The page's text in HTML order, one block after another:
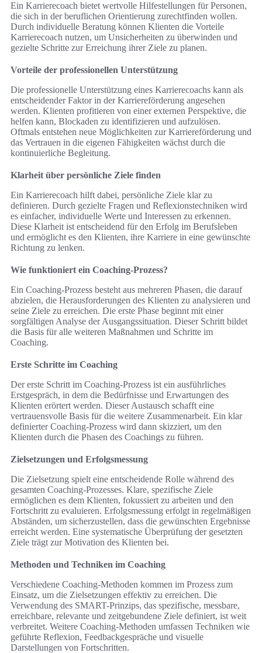
Ein Karrierecoach bietet wertvolle Hilfestellungen für Personen,
die sich in der beruflichen Orientierung zurechtfinden wollen.
Durch individuelle Beratung können Klienten die Vorteile
Karrierecoach nutzen, um Unsicherheiten zu überwinden und
gezielte Schritte zur Erreichung ihrer Ziele zu planen.
Vorteile der professionellen Unterstützung
Die professionelle Unterstützung eines Karrierecoachs kann als
entscheidender Faktor in der Karriereförderung angesehen
werden. Klienten profitieren von einer externen Perspektive, die
helfen kann, Blockaden zu identifizieren und aufzulösen.
Oftmals entstehen neue Möglichkeiten zur Karriereförderung und
das Vertrauen in die eigenen Fähigkeiten wächst durch die
kontinuierliche Begleitung.
Klarheit über persönliche Ziele finden
Ein Karrierecoach hilft dabei, persönliche Ziele klar zu
definieren. Durch gezielte Fragen und Reflexionstechniken wird
es einfacher, individuelle Werte und Interessen zu erkennen.
Diese Klarheit ist entscheidend für den Erfolg im Berufsleben
und ermöglicht es den Klienten, ihre Karriere in eine gewünschte
Richtung zu lenken.
Wie funktioniert ein Coaching-Prozess?
Ein Coaching-Prozess besteht aus mehreren Phasen, die darauf
abzielen, die Herausforderungen des Klienten zu analysieren und
seine Ziele zu erreichen. Die erste Phase beginnt mit einer
sorgfältigen Analyse der Ausgangssituation. Dieser Schritt bildet
die Basis für alle weiteren Maßnahmen und Schritte im
Coaching.
Erste Schritte im Coaching
Der erste Schritt im Coaching-Prozess ist ein ausführliches
Erstgespräch, in dem die Bedürfnisse und Erwartungen des
Klienten erörtert werden. Dieser Austausch schafft eine
vertrauensvolle Basis für die weitere Zusammenarbeit. Ein klar
definierter Coaching-Prozess wird dann skizziert, um den
Klienten durch die Phasen des Coachings zu führen.
Zielsetzungen und Erfolgsmessung
Die Zielsetzung spielt eine entscheidende Rolle während des
gesamten Coaching-Prozesses. Klare, spezifische Ziele
ermöglichen es dem Klienten, fokussiert zu arbeiten und den
Fortschritt zu evaluieren. Erfolgsmessung erfolgt in regelmäßigen
Abständen, um sicherzustellen, dass die gewünschten Ergebnisse
erreicht werden. Eine systematische Überprüfung der gesetzten
Ziele trägt zur Motivation des Klienten bei.
Methoden und Techniken im Coaching
Verschiedene Coaching-Methoden kommen im Prozess zum
Einsatz, um die Zielsetzungen effektiv zu erreichen. Die
Verwendung des SMART-Prinzips, das spezifische, messbare,
erreichbare, relevante und zeitgebundene Ziele definiert, ist weit
verbreitet. Weitere Coaching-Methoden umfassen Techniken wie
geführte Reflexion, Feedbackgespräche und visuelle
Darstellungen von Fortschritten.